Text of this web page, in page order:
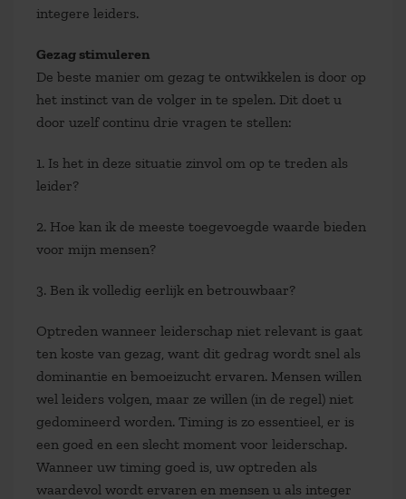
integere leiders.
Gezag stimuleren
De beste manier om gezag te ontwikkelen is door op
het instinct van de volger in te spelen. Dit doet u
door uzelf continu drie vragen te stellen:
1. Is het in deze situatie zinvol om op te treden als
leider?
2. Hoe kan ik de meeste toegevoegde waarde bieden
voor mijn mensen?
3. Ben ik volledig eerlijk en betrouwbaar?
Optreden wanneer leiderschap niet relevant is gaat
ten koste van gezag, want dit gedrag wordt snel als
dominantie en bemoeizucht ervaren. Mensen willen
wel leiders volgen, maar ze willen (in de regel) niet
gedomineerd worden. Timing is zo essentieel, er is
een goed en een slecht moment voor leiderschap.
Wanneer uw timing goed is, uw optreden als
waardevol wordt ervaren en mensen u als integer